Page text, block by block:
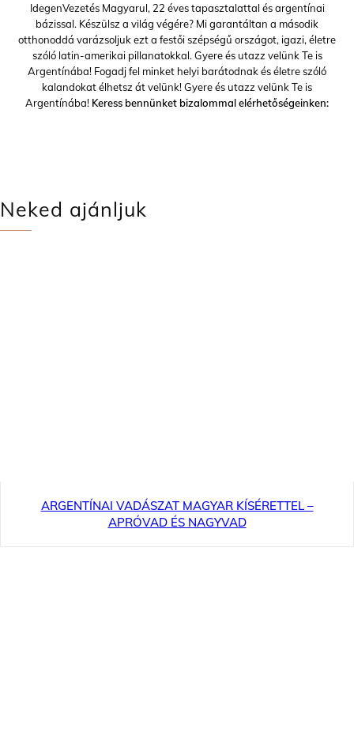
IdegenVezetés Magyarul, 22 éves tapasztalattal és argentínai
bázissal. Készülsz a világ végére? Mi garantáltan a második
otthonoddá varázsoljuk ezt a festői szépségű országot, igazi, életre
szóló latin-amerikai pillanatokkal. Gyere és utazz velünk Te is
Argentínába! Fogadj fel minket helyi barátodnak és életre szóló
kalandokat élhetsz át velünk! Gyere és utazz velünk Te is
Argentínába! Keress bennünket bizalommal elérhetőségeinken:
Neked ajánljuk
ARGENTÍNAI VADÁSZAT MAGYAR KÍSÉRETTEL –
APRÓVAD ÉS NAGYVAD